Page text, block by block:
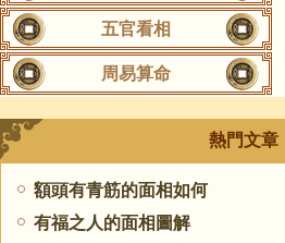
五官看相
周易算命
熱門文章
額頭有青筋的面相如何
有福之人的面相圖解